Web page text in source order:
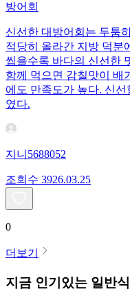
방어회
신선한 대방어회는 두툼
적당히 올라간 지방 덕분
씹을수록 바다의 신선한
함께 먹으면 감칠맛이 배
에도 만족도가 높다. 신선
였다.
지니5688052
조회수 3926.03.25
0
더보기
지금 인기있는 일반식